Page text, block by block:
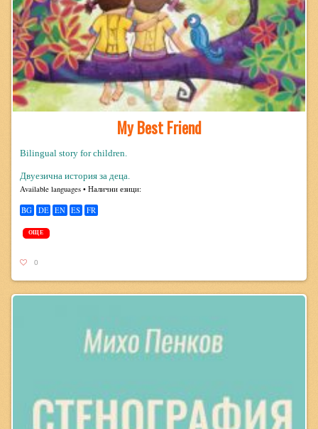
My Best Friend
Bilingual story for children.
Двуезична история за деца.
Avail­able lan­guages • Налични езици:
BG DE EN ES FR
ОЩЕ
0